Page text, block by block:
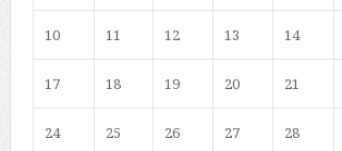
10 11 12 13 14
17 18 19 20 21
24 25 26 27 28